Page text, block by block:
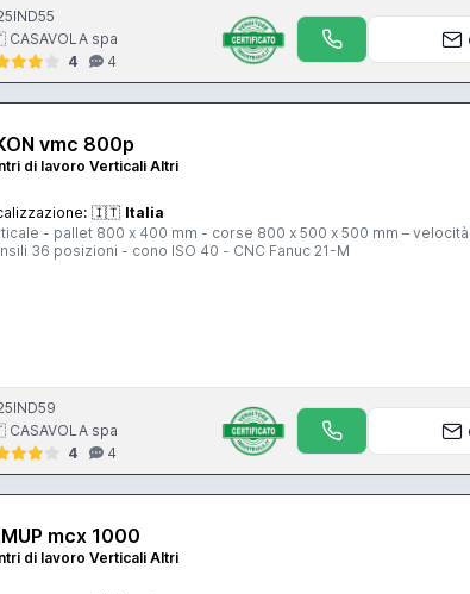
spa
4
4
vmc 800p
di lavoro Verticali Altri
🇮🇹 Italia
- pallet 800 x 400 mm - corse 800 x 500 x 500 mm –
36 posizioni - cono ISO 40 - CNC Fanuc 21-M
spa
4
4
mcx 1000
di lavoro Verticali Altri